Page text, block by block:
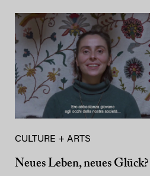
CULTURE + ARTS
Neues Leben, neues Glück?